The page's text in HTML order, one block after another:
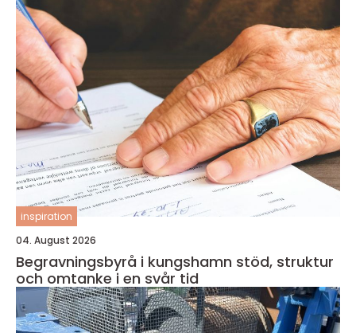
inspiration
04. August 2026
Begravningsbyrå i kungshamn stöd, struktur
och omtanke i en svår tid